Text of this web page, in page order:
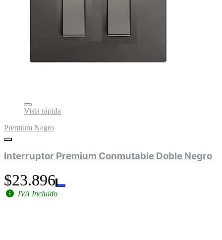
Vista rápida
Premium Negro
Interruptor Premium Conmutable Doble Negro
$23.896
IVA Incluido